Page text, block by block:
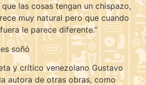
las cosas tengan un chispazo,
muy natural pero que cuando
le parece diferente.”
soñó
y crítico venezolano Gustavo
autora de otras obras, como